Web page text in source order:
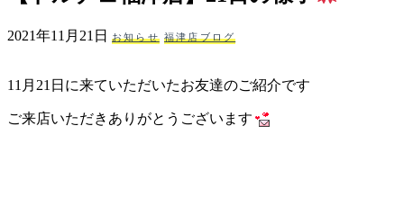
（福
県
2021年11月21日 お知らせ 福津店ブログ
11月21日に来ていただいたお友達のご紹介です
ご来店いただきありがとうございます